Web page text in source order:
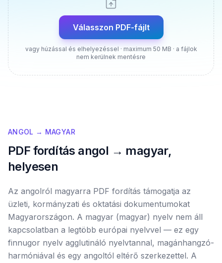
Válasszon PDF-fájlt
vagy húzással és elhelyezéssel · maximum 50 MB · a fájlok
nem kerülnek mentésre
ANGOL → MAGYAR
PDF fordítás angol → magyar,
helyesen
Az angolról magyarra PDF fordítás támogatja az
üzleti, kormányzati és oktatási dokumentumokat
Magyarországon. A magyar (magyar) nyelv nem áll
kapcsolatban a legtöbb európai nyelvvel — ez egy
finnugor nyelv agglutináló nyelvtannal, magánhangzó-
harmóniával és egy angoltól eltérő szerkezettel. A